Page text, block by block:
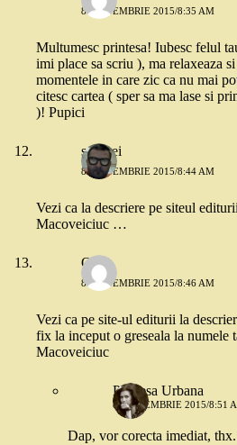
8 SEPTEMBRIE 2015/8:35 AM
Multumesc printesa! Iubesc felul
imi place sa scriu ), ma relaxeaza
momentele in care zic ca nu mai
citesc cartea ( sper sa ma lase si
)! Pupici
serghei
8 SEPTEMBRIE 2015/8:44 AM
Vezi ca la descriere pe siteul
Macoveiciuc …
Oana
8 SEPTEMBRIE 2015/8:46 AM
Vezi ca pe site-ul editurii la
fix la inceput o greseala la numele
Macoveiciuc
Printesa Urbana
8 SEPTEMBRIE 2015/8:51
Dap, vor corecta imediat, thx.